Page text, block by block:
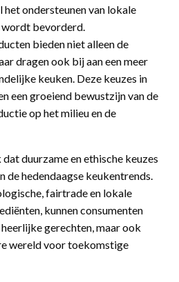
ondersteunen van lokale
wordt bevorderd.
bieden niet alleen de
dragen ook bij aan een meer
keuken. Deze keuzes in
een groeiend bewustzijn van de
op het milieu en de
duurzame en ethische keuzes
de hedendaagse keukentrends.
fairtrade en lokale
kunnen consumenten
gerechten, maar ook
wereld voor toekomstige